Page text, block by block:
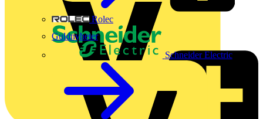
Rolec
Schneider Electric
Guldnyheter